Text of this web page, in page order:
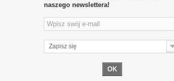
naszego newslettera!
Zapisz się
OK